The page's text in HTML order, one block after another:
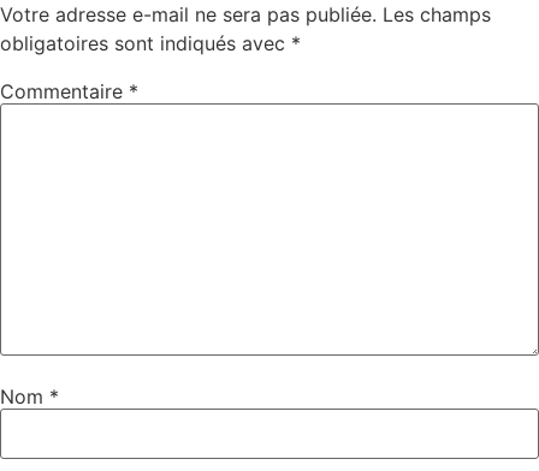
Votre adresse e-mail ne sera pas publiée. Les champs
obligatoires sont indiqués avec *
Commentaire *
Nom *